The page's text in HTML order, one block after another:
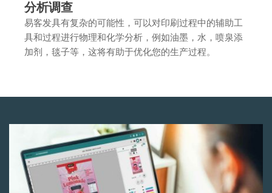
分析调查
易客发具有复杂的可能性，可以对印刷过程中的辅助工
具和过程进行物理和化学分析，例如油墨，水，喷泉添
加剂，毯子等，这将有助于优化您的生产过程。